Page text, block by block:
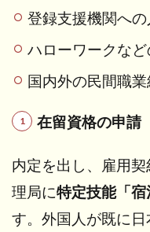
登録支援機関へ
ハローワークな
国内外の民間職
在留資格の申請
内定を出し、雇用
理局に特定技能「
す。外国人が既に